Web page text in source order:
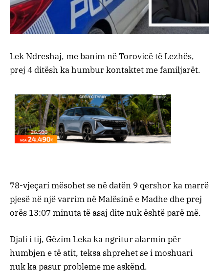
Lek Ndreshaj, me banim në Torovicë të Lezhës,
prej 4 ditësh ka humbur kontaktet me familjarët.
78-vjeçari mësohet se në datën 9 qershor ka marrë
pjesë në një varrim në Malësinë e Madhe dhe prej
orës 13:07 minuta të asaj dite nuk është parë më.
Djali i tij, Gëzim Leka ka ngritur alarmin për
humbjen e të atit, teksa shprehet se i moshuari
nuk ka pasur probleme me askënd.